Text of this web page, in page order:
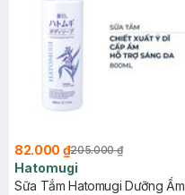
82.000 ₫205.000 ₫
Hatomugi
Sữa Tắm Hatomugi Dưỡng Ẩm